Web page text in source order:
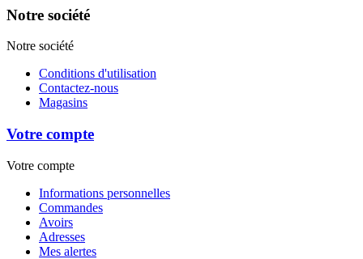
Notre société
Notre société
Conditions d'utilisation
Contactez-nous
Magasins
Votre compte
Votre compte
Informations personnelles
Commandes
Avoirs
Adresses
Mes alertes